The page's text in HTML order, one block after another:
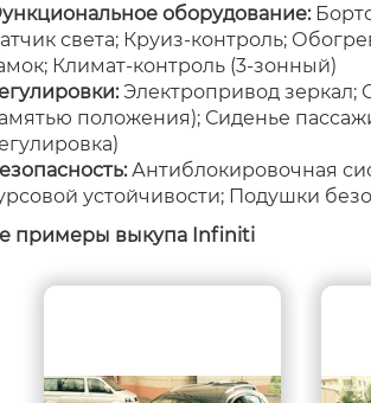
оборудование:
света; Круиз-контроль;
Климат-контроль (3-зонный)
Электропривод зеркал;
положения); Сиденье
Антиблокировочная
устойчивости; Подушки
примеры выкупа Infiniti